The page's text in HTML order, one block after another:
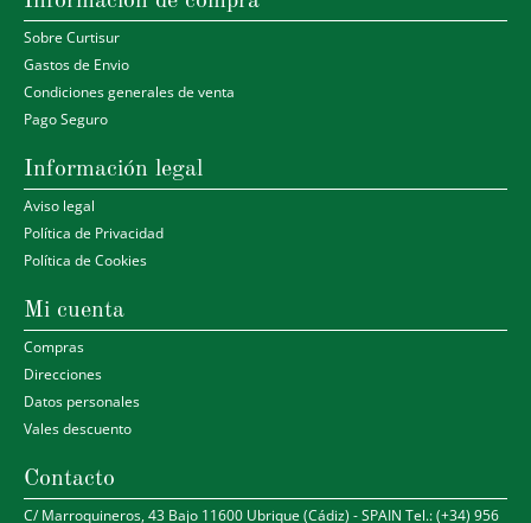
Sobre Curtisur
Gastos de Envio
Condiciones generales de venta
Pago Seguro
Información legal
Aviso legal
Política de Privacidad
Política de Cookies
Mi cuenta
Compras
Direcciones
Datos personales
Vales descuento
Contacto
C/ Marroquineros, 43 Bajo 11600 Ubrique (Cádiz) - SPAIN Tel.: (+34) 956